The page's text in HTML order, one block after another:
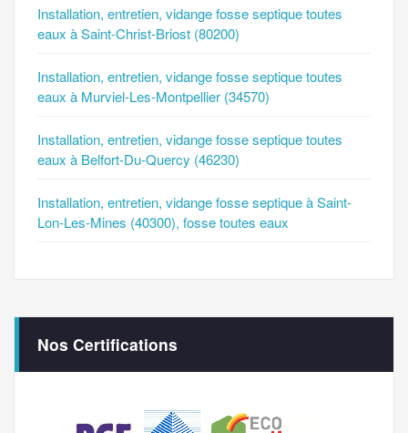
Installation, entretien, vidange fosse septique toutes
eaux à Saint-Christ-Briost (80200)
Installation, entretien, vidange fosse septique toutes
eaux à Murviel-Les-Montpellier (34570)
Installation, entretien, vidange fosse septique toutes
eaux à Belfort-Du-Quercy (46230)
Installation, entretien, vidange fosse septique à Saint-
Lon-Les-Mines (40300), fosse toutes eaux
Nos Certifications